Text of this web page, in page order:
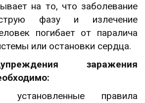
на то, что заболевание
фазу и излечение
погибает от паралича
или остановки сердца.
заражения
установленные правила